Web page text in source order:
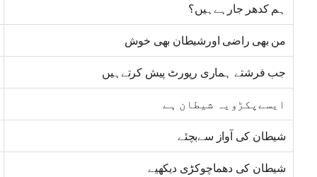
ہم کدھر جارہےہیں؟
من بھی راضی اورشیطان بھی خوش
جب فرشتے ہماری رپورٹ پیش کرتےہیں
ایسےپکڑویہ شیطان ہے
شیطان کی آواز سےبچئے
شیطان کی دھماچوکڑی دیکھیے